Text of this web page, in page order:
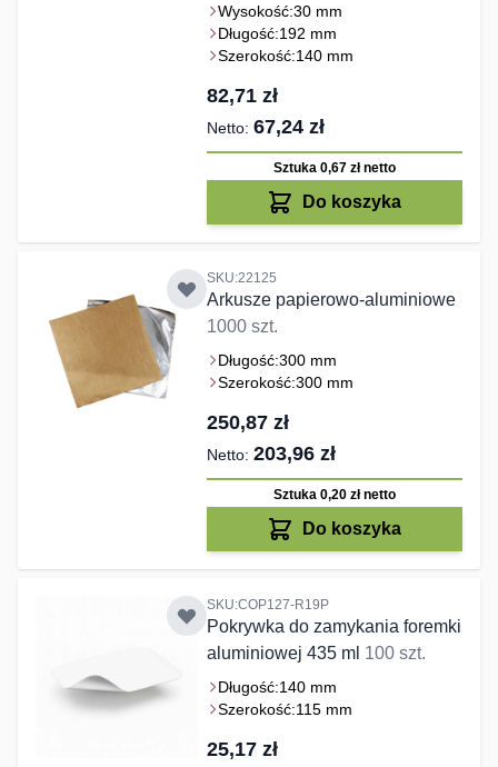
Wysokość:30 mm
Długość:192 mm
Szerokość:140 mm
82,71 zł
67,24 zł
Sztuka 0,67 złnetto
Do koszyka
SKU:22125
Arkusze papierowo-aluminiowe
1000 szt.
Długość:300 mm
Szerokość:300 mm
250,87 zł
203,96 zł
Sztuka 0,20 złnetto
Do koszyka
SKU:COP127-R19P
Pokrywka do zamykania foremki
aluminiowej 435 ml 100 szt.
Długość:140 mm
Szerokość:115 mm
25,17 zł